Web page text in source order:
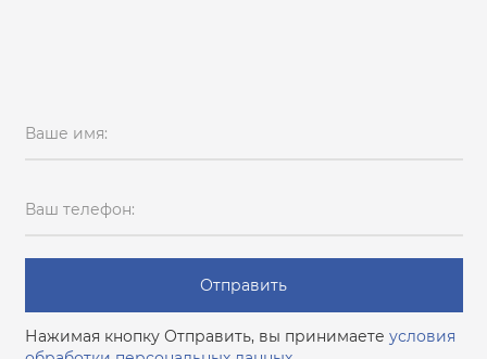
Ваше имя:
Ваш телефон:
Отправить
Нажимая кнопку Отправить, вы принимаете условия